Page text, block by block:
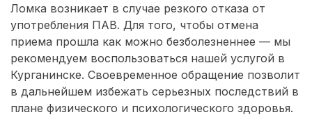
Ломка возникает в случае резкого отказа от
употребления ПАВ. Для того, чтобы отмена
приема прошла как можно безболезненнее — мы
рекомендуем воспользоваться нашей услугой в
Курганинске. Своевременное обращение позволит
в дальнейшем избежать серьезных последствий в
плане физического и психологического здоровья.